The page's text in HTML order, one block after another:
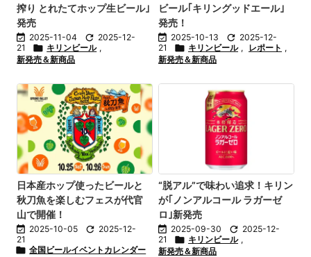
搾り とれたてホップ生ビール｣
発売
 2025-11-04  2025-12-
21
 キリンビール ,
新発売＆新商品
ビール｢キリングッドエール｣
発売！
 2025-10-13  2025-12-
21
 キリンビール , レポート ,
新発売＆新商品
日本産ホップ使ったビールと
秋刀魚を楽しむフェスが代官
山で開催！
 2025-10-05  2025-12-
21
 全国ビールイベントカレンダー
“脱アル”で味わい追求！キリン
が｢ノンアルコール ラガーゼ
ロ｣新発売
 2025-09-30  2025-12-
21
 キリンビール ,
新発売＆新商品